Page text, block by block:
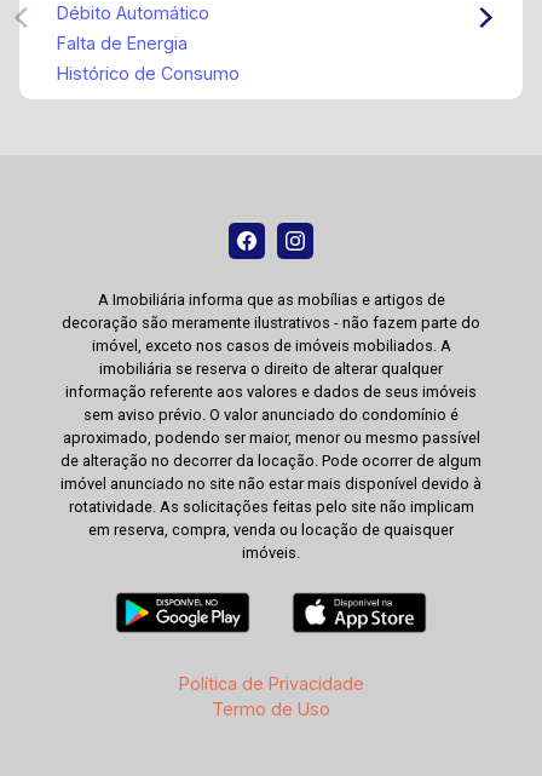
Débito Automático
Falta de Energia
Histórico de Consumo
A Imobiliária informa que as mobílias e artigos de
decoração são meramente ilustrativos - não fazem parte do
imóvel, exceto nos casos de imóveis mobiliados. A
imobiliária se reserva o direito de alterar qualquer
informação referente aos valores e dados de seus imóveis
sem aviso prévio. O valor anunciado do condomínio é
aproximado, podendo ser maior, menor ou mesmo passível
de alteração no decorrer da locação. Pode ocorrer de algum
imóvel anunciado no site não estar mais disponível devido à
rotatividade. As solicitações feitas pelo site não implicam
em reserva, compra, venda ou locação de quaisquer
imóveis.
Política de Privacidade
Termo de Uso